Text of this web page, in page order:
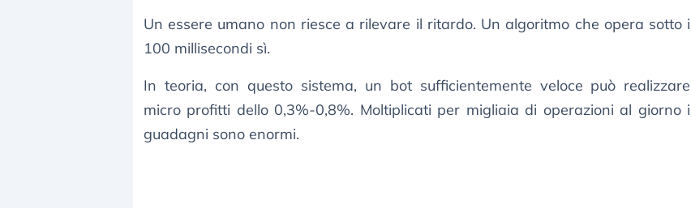
Un essere umano non riesce a rilevare il ritardo. Un algoritmo che opera sotto i
100 millisecondi sì.
In teoria, con questo sistema, un bot sufficientemente veloce può realizzare
micro profitti dello 0,3%-0,8%. Moltiplicati per migliaia di operazioni al giorno i
guadagni sono enormi.